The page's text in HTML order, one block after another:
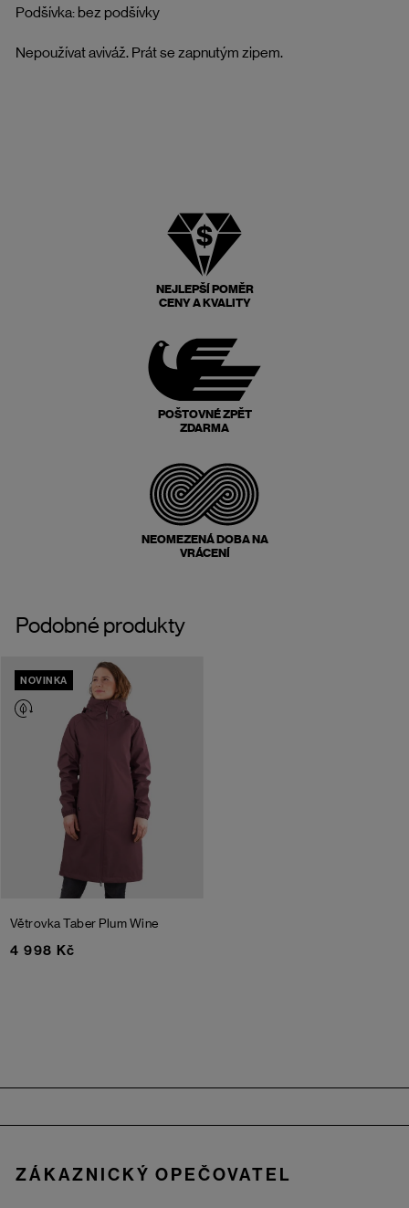
Podšívka: bez podšívky
Nepoužívat aviváž. Prát se zapnutým zipem.
NEJLEPŠÍ POMĚR
CENY A KVALITY
POŠTOVNÉ ZPĚT
ZDARMA
NEOMEZENÁ DOBA NA
VRÁCENÍ
Podobné produkty
NOVINKA
Větrovka Taber Plum Wine
4 998 Kč
ZÁKAZNICKÝ OPEČOVATEL